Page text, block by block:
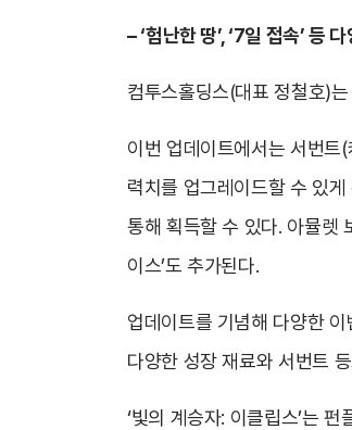
– ‘험난한 땅’, ‘7일 접속’ 등
컴투스홀딩스(대표 정철호)
이번 업데이트에서는 서번트
력치를 업그레이드할 수 있
통해 획득할 수 있다. 아뮬렛
이스’도 추가된다.
업데이트를 기념해 다양한 이
다양한 성장 재료와 서번트
‘빛의 계승자: 이클립스’는